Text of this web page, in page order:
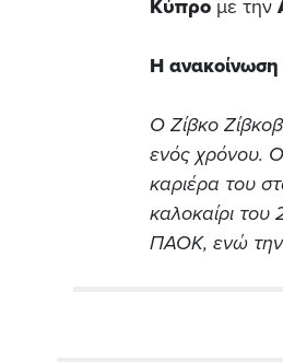
Κύπρο με την
Η ανακοίνωση
Ο Ζίβκο
ενός χρόνου. Ο
καριέρα του
καλοκαίρι
ΠΑΟΚ, ενώ την